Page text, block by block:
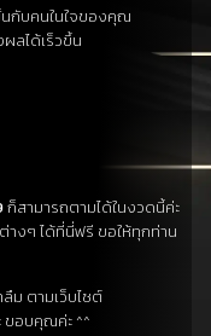
กับคนในใจของคุณ
ลได้เร็วขึ้น
ก็สามารถตามได้ในงวดนี้ค่ะ
างๆ ได้ที่นี่ฟรี ขอให้ทุกท่าน
ม ตามเว็บไซต์
ขอบคุณค่ะ ^^